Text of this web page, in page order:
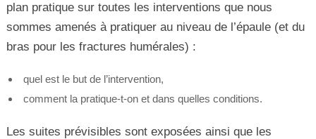
plan pratique sur toutes les interventions que nous
sommes amenés à pratiquer au niveau de l’épaule (et du
bras pour les fractures humérales) :
quel est le but de l’intervention,
comment la pratique-t-on et dans quelles conditions.
Les suites prévisibles sont exposées ainsi que les